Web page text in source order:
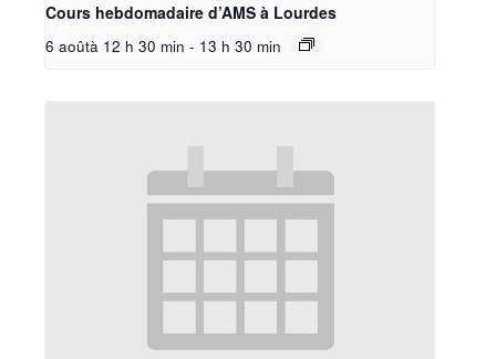
Cours hebdomadaire d’AMS à Lourdes
6 aoûtà 12 h 30 min - 13 h 30 min